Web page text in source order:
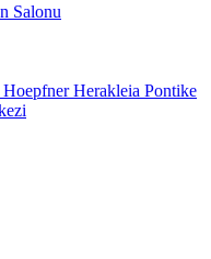
Salonu
Herakleia Pontike